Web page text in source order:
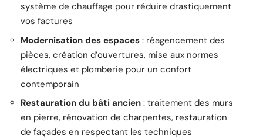
système de chauffage pour réduire drastiquement
vos factures
Modernisation des espaces : réagencement des
pièces, création d’ouvertures, mise aux normes
électriques et plomberie pour un confort
contemporain
Restauration du bâti ancien : traitement des murs
en pierre, rénovation de charpentes, restauration
de façades en respectant les techniques